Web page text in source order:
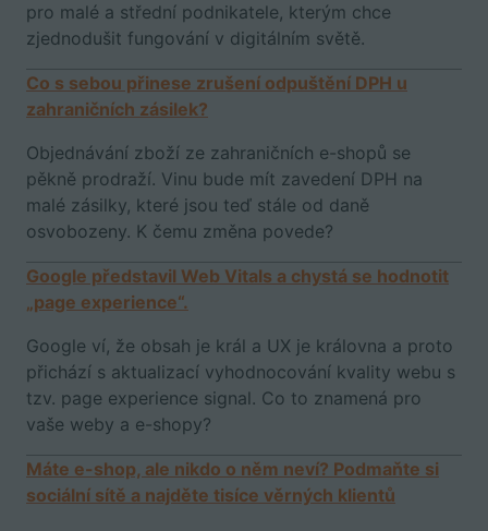
pro malé a střední podnikatele, kterým chce
zjednodušit fungování v digitálním světě.
Co s sebou přinese zrušení odpuštění DPH u
zahraničních zásilek?
Objednávání zboží ze zahraničních e-shopů se
pěkně prodraží. Vinu bude mít zavedení DPH na
malé zásilky, které jsou teď stále od daně
osvobozeny. K čemu změna povede?
Google představil Web Vitals a chystá se hodnotit
„page experience“.
Google ví, že obsah je král a UX je královna a proto
přichází s aktualizací vyhodnocování kvality webu s
tzv. page experience signal. Co to znamená pro
vaše weby a e-shopy?
Máte e-shop, ale nikdo o něm neví? Podmaňte si
sociální sítě a najděte tisíce věrných klientů